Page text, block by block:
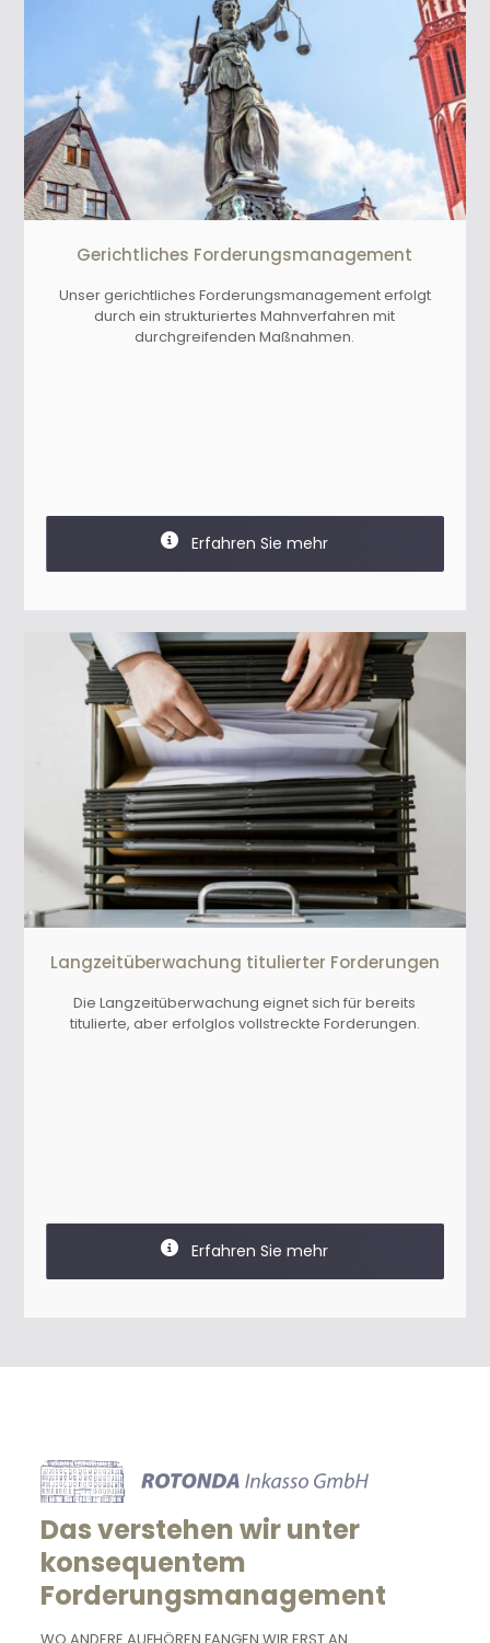
Gerichtliches Forderungsmanagement
Unser gerichtliches Forderungsmanagement erfolgt
durch ein strukturiertes Mahnverfahren mit
durchgreifenden Maßnahmen.
Erfahren Sie mehr
Langzeitüberwachung titulierter Forderungen
Die Langzeitüberwachung eignet sich für bereits
titulierte, aber erfolglos vollstreckte Forderungen.
Erfahren Sie mehr
Das verstehen wir unter
konsequentem
Forderungsmanagement